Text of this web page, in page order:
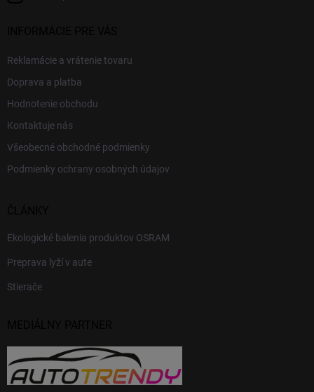
Reklamácie a vrátenie tovaru
Doprava a platba
Hodnotenie obchodu
Kontaktuje nás
Všeobecné obchodné podmienky
Podmienky ochrany osobných údajov
Ekologické balenia produktov OSRAM
Preprava lyží v aute
Stierače